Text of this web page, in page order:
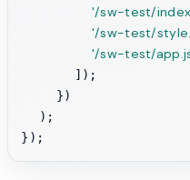
'/sw-test/
'/sw-test/
'/sw-test/
      ]);
    })
  );